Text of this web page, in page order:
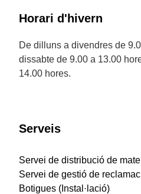
Horari d'hivern
De dilluns a divendres de
dissabte de 9.00 a 13.00
14.00 hores.
Serveis
Servei de distribució de
Servei de gestió de
Botigues (Instal·lació)